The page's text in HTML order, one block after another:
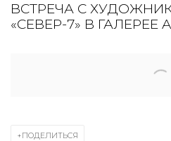
ВСТРЕЧА С
«СЕВЕР-7» В ГАЛЕРЕЕ
ПОДЕЛИТЬСЯ